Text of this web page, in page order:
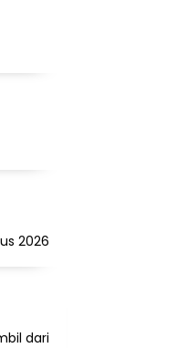
2026
dari